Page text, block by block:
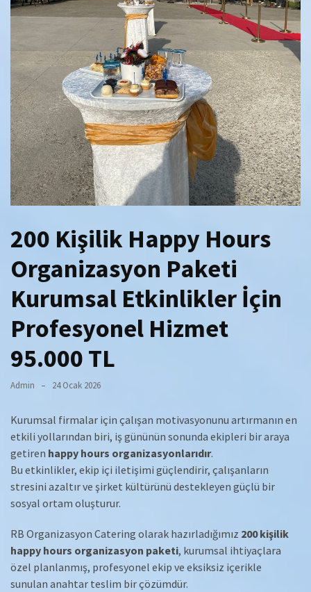
200 Kişilik Happy Hours
Organizasyon Paketi
Kurumsal Etkinlikler İçin
Profesyonel Hizmet
95.000 TL
Admin 24 Ocak 2026
Kurumsal firmalar için çalışan motivasyonunu artırmanın en
etkili yollarından biri, iş gününün sonunda ekipleri bir araya
getiren happy hours organizasyonlarıdır.
Bu etkinlikler, ekip içi iletişimi güçlendirir, çalışanların
stresini azaltır ve şirket kültürünü destekleyen güçlü bir
sosyal ortam oluşturur.
RB Organizasyon Catering olarak hazırladığımız 200 kişilik
happy hours organizasyon paketi, kurumsal ihtiyaçlara
özel planlanmış, profesyonel ekip ve eksiksiz içerikle
sunulan anahtar teslim bir çözümdür.